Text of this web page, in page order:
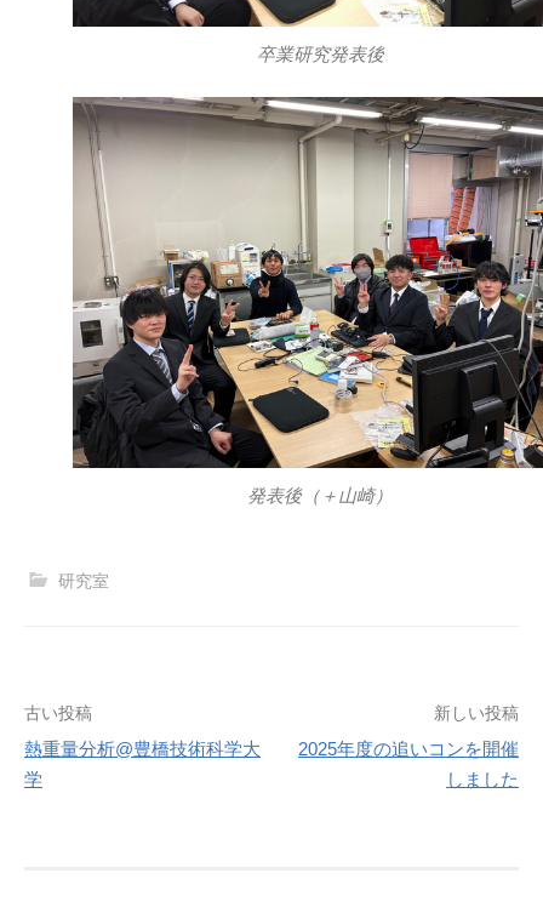
卒業研究発表後
発表後（＋山崎）
研究室
投
稿
古い投稿
熱重量分析@豊橋技術科学大
学
新しい投稿
2025年度の追いコンを開催
しました